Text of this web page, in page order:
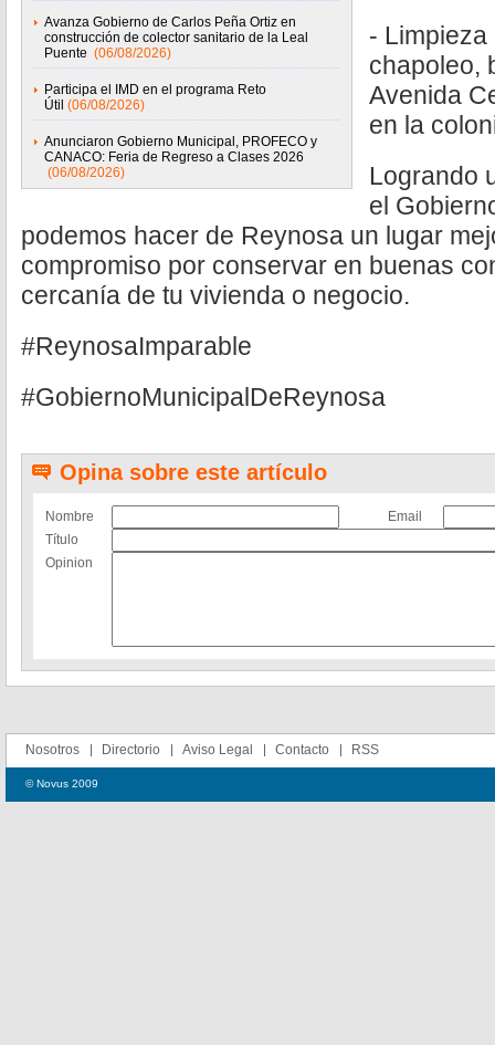
Avanza Gobierno de Carlos Peña Ortiz en
construcción de colector sanitario de la Leal
Puente (06/08/2026)
Participa el IMD en el programa Reto
Útil (06/08/2026)
Anunciaron Gobierno Municipal, PROFECO y
CANACO: Feria de Regreso a Clases 2026
(06/08/2026)
-
chapoleo,
Avenida
en la
Logrando
el
podemos hacer de Reynosa un lugar
compromiso por conservar en buenas
cercanía de tu vivienda o negocio.
#ReynosaImparable
#GobiernoMunicipalDeReynosa
Opina sobre este artículo
Nombre
Email
Título
Opinion
Nosotros Directorio Aviso Legal Contacto RSS
© Novus 2009